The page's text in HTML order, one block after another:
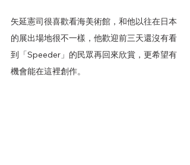
矢延憲司很喜歡看海美術館，和他以往在日本
的展出場地很不一樣，他歡迎前三天還沒有看
到「Speeder」的民眾再回來欣賞，更希望有
機會能在這裡創作。